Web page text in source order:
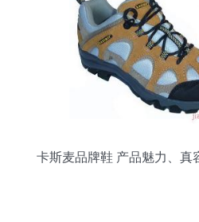
卡斯麦品牌鞋 产品魅力、真